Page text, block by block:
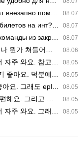
08.07
поменять. https:/…
08.07
на инт? https://g…
08.07
закрытых квали…
08.06
이지 저걸 전쟁준비라고 하…
08.05
확인할 때 출처 꼭 체크해요.…
08.05
중계 채널 먼저 찾아봐요. …
08.05
채널 먼저 찾아봐요. 북마크…
08.05
할 때 출처 꼭 체크해요. 앞…
08.05
서비스로 봐야 안전해요. 다음…